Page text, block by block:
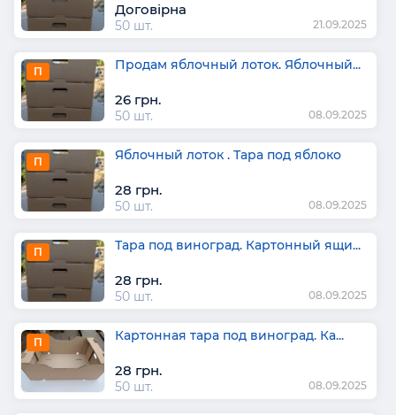
Договірна
50 шт. 21.09.2025
П Продам яблочный лоток. Яблочный...
26 грн.
50 шт. 08.09.2025
П Яблочный лоток . Тара под яблоко
28 грн.
50 шт. 08.09.2025
П Тара под виноград. Картонный ящи...
28 грн.
50 шт. 08.09.2025
П Картонная тара под виноград. Ка...
28 грн.
50 шт. 08.09.2025